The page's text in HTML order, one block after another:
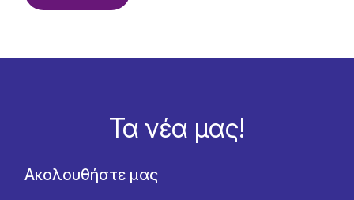
Τα νέα μας!
Ακολουθήστε μας